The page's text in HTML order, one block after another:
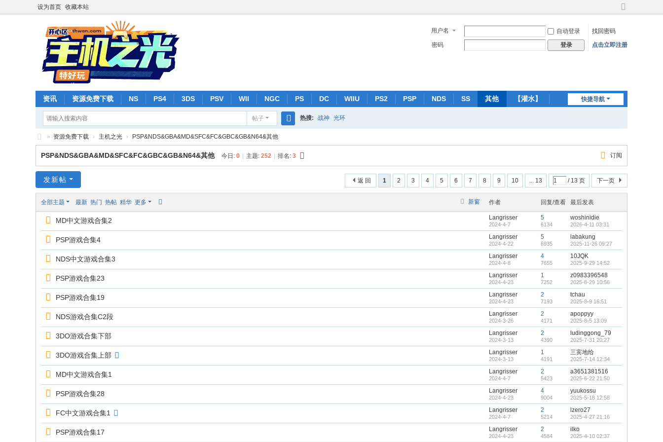
设为首页 收藏本站
切
宽
用户名 自动登录
找回密码
密码
登录 点击立即注册
快捷导航
资讯 资源免费下载 NS PS4 3DS PSV WII NGC PS DC WIIU PS2 PSP NDS SS 其他 【灌水】
帖子
索
热搜: 战神 光环
主
机
光
游
与
载
th
» 资源免费下载 › 主机之光 › PSP&NDS&GBA&MD&SFC&FC&GBC&GB&N64&其他
订阅
PSP&NDS&GBA&MD&SFC&FC&GBC&GB&N64&其他 今日: 0 主题: 252 排名: 3
1 2 3 4 5 6 7 8 9 10 ... 13 / 13 页 下一页
返 回
发新帖
新窗
全部主题 最新 热门 热帖 精华 更多 作者 回复/查看 最后发表
MD中文游戏合集2 Langrisser
2024-4-7
5
6134
woshinidie
2026-4-11 03:31
PSP游戏合集4 Langrisser
2024-4-22
5
6935
labakung
2025-11-26 09:27
NDS中文游戏合集3 Langrisser
2024-4-8
4
7655
10JQK
2025-9-29 14:52
PSP游戏合集23 Langrisser
2024-4-23
1
7252
z0983396548
2025-8-29 10:56
PSP游戏合集19 Langrisser
2024-4-23
2
7193
tchau
2025-8-9 16:51
NDS游戏合集C2段 Langrisser
2024-3-26
2
4171
apoppyy
2025-8-5 13:09
3DO游戏合集下部 Langrisser
2024-3-13
2
4390
ludinggong_79
2025-7-31 20:27
3DO游戏合集上部 Langrisser
2024-3-13
1
4191
三宾地给
2025-7-14 12:34
MD中文游戏合集1 Langrisser
2024-4-7
2
5423
a3651381516
2025-6-22 21:50
PSP游戏合集28 Langrisser
2024-4-23
4
9004
yuukossu
2025-5-18 12:58
FC中文游戏合集1 Langrisser
2024-4-7
2
5214
lzero27
2025-4-27 21:16
PSP游戏合集17 Langrisser
2024-4-23
2
4584
ilko
2025-4-10 02:37